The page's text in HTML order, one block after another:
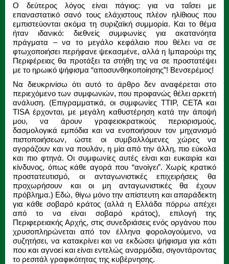
Ο δεύτερος λόγος είναι πάγιος: για να ταΐσει με
επαναστατικό σανό τους ελάχιστους πλέον ηλίθιους που
εμπιστεύονται ακόμα τη συριζαϊκή συμμορία. Και το θέμα
ήταν ιδανικό: διεθνείς συμφωνίες για ακατανόητα
πράγματα – να το μεγάλο κεφάλαιο που θέλει να σε
φτωχοποιήσει περήφανε ψεκασμένε, αλλά η Ιμπαρούρι της
Περιφέρειας θα προτάξει τα στήθη της να σε προστατέψει
με το ηρωικό ψήφισμα “αποσυνθηκοποίησης”! Βενσερέμος!
Να διευκρινίσω ότι αυτό το άρθρο δεν αναφέρεται στο
περιεχόμενο των συμφωνιών, που προφανώς θέλει αρκετή
ανάλυση. (Επιγραμματικά, οι συμφωνίες TTIP, CETA και
TISA έρχονται, με μεγάλη καθυστέρηση κατά την άποψή
μου, να άρουν γραφειοκρατικούς περιορισμούς,
δασμολογικά εμπόδια και να ενοποιήσουν τον μηχανισμό
πιστοποιήσεων, ώστε οι συμβαλλόμενες χώρες να
αγοράζουν και να πουλάν, η μία από την άλλη, πιο εύκολα
και πιο φτηνά. Οι συμφωνίες αυτές είναι και ευκαιρία και
κίνδυνος, όπως κάθε αγορά που “ανοίγει”. Χωρίς κρατικό
προστατευτισμό, οι ανταγωνιστικές επιχειρήσεις θα
προχωρήσουν και οι μη ανταγωνιστικές θα έχουν
πρόβλημα.) Εδώ, θίγω μόνο την απίστευτη και απαράδεκτη
για κάθε σοβαρό κράτος (αλλά η Ελλάδα πόρρω απέχει
από το να είναι σοβαρό κράτος), επιλογή της
Περιφερειακής Αρχής, στις συνεδριάσεις ενός οργάνου που
χρυσοπληρώνεται από τον έλληνα φορολογούμενο, να
συζητήσει, να κατακρίνει και να εκδώσει ψήφισμα για κάτι
που και αγνοεί και είναι εντελώς αναρμόδια, σιγοντάροντας
το ρεσιτάλ γραφικότητας της κυβέρνησης.